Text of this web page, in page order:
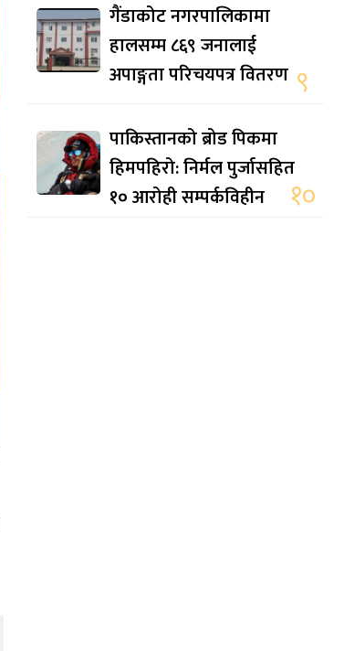
गैंडाकोट नगरपालिकामा
हालसम्म ८६९ जनालाई
अपाङ्गता परिचयपत्र वितरण ९
पाकिस्तानको ब्रोड पिकमा
हिमपहिरो: निर्मल पुर्जासहित
१० आरोही सम्पर्कविहीन
१०